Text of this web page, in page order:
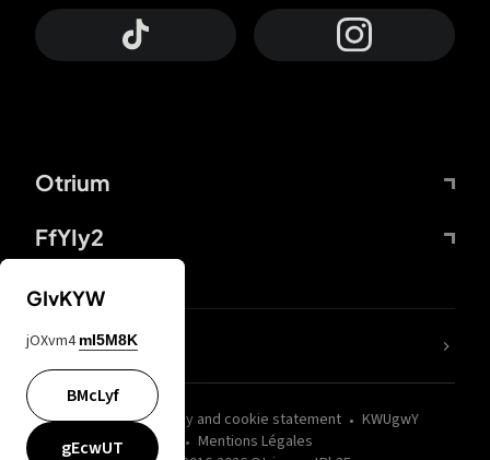
Otrium
FfYIy2
wZQPfd Privacy and cookie statement
KWUgwY
Mentions Légales
nLC6tu
GIvKYW
jOXvm4 mI5M8K
BMcLyf
gEcwUT